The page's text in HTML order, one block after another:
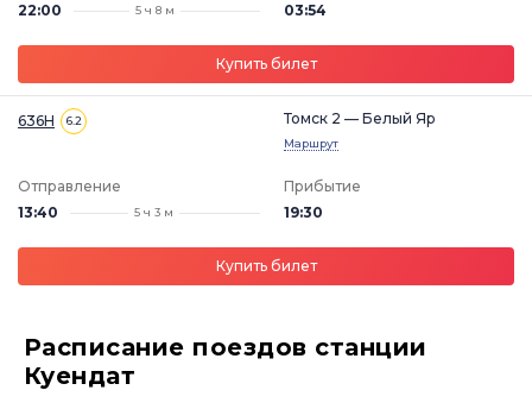
22:00
5 ч 8 м
03:54
Купить билет
636Н 6.2 Томск 2 — Белый Яр
Маршрут
Отправление
13:40
5 ч 3 м
Прибытие
19:30
Купить билет
Расписание поездов станции
Куендат